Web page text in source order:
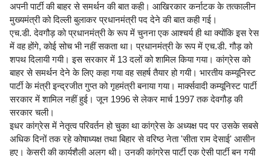
अपनी पार्टी की बाहर से समर्थन की बात कही। आखिरकार कर्नाटक के तत्कालीन
मुख्यमंत्री को दिल्ली बुलाकर प्रधानमंत्री पद देने की बात कही गई।
एच.डी. देवगौड़ को प्रधानमंत्री के रूप में चुनना एक आश्चर्य ही था क्योंकि इस रेस
में वह होंगे, कोई सोच भी नहीं सकता था। प्रधानमंत्री के रूप में एच.डी. गौड़ को
शपथ दिलायी गयी। इस सरकार में 13 दलों को शामिल किया गया। कांग्रेस को
बाहर से समर्थन देने के लिए कहा गया वह सहर्ष तैयार हो गयी। भारतीय कम्यूनिस्ट
पार्टी के मंत्री इन्द्रजीत गुप्त को गृहमंत्री बनाया गया। मार्क्सवादी कम्यूनिस्ट पार्टी
सरकार में शामिल नहीं हुई। जून 1996 से लेकर मार्च 1997 तक देवगौड़ की
सरकार चली।
इधर कांग्रेस में नेतृत्व परिवर्तन हो चुका था कांग्रेस के अध्यक्ष पद पर उसके सबसे
अधिक दिनों तक रहे कोषाध्यक्ष तथा बिहार से वरिष्ठ नेता 'सीता राम देसाई' आसीन
हुए। केसरी की कार्यशैली अलग थी। उनकी कांग्रेस पार्टी एक ऐसी पार्टी बन गयी